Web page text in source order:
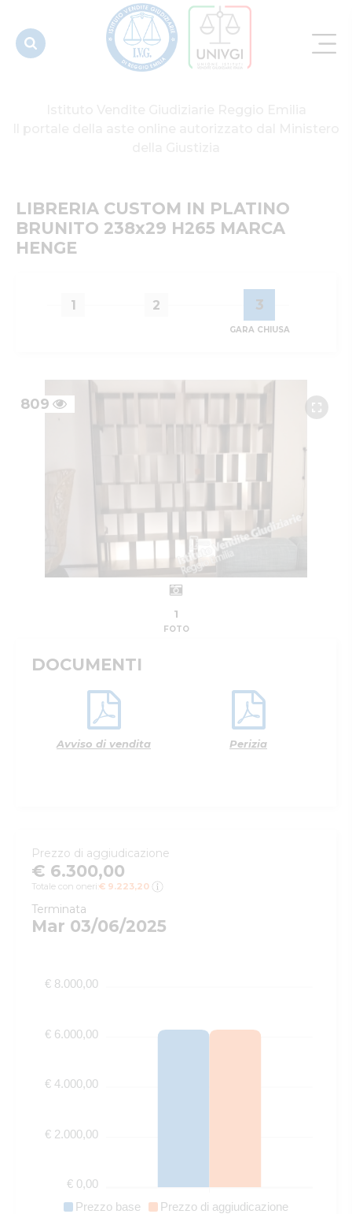
MARCA
HENGE
LIBRERIA CUSTOM IN PLATINO
BRUNITO 238x29 H265 MARCA
HENGE
1 2 3
GARA CHIUSA
809
1
FOTO
DOCUMENTI
Avviso di vendita Perizia
Prezzo di aggiudicazione
€ 6.300,00
Totale con oneri: € 9.223,20
Terminata
Mar 03/06/2025
Prezzo base Prezzo di aggiudicazione
€ 8.000,00
€ 6.000,00
€ 4.000,00
€ 2.000,00
€ 0,00